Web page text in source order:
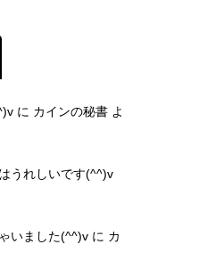
に カインの秘書 よ
うれしいです(^^)v
いました(^^)v に カ